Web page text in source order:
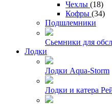
Чехлы (18)
Кофры (34)
Подшлемники
Сьемники для
Лодки
Лодки Aqua-Storm
Лодки и катера